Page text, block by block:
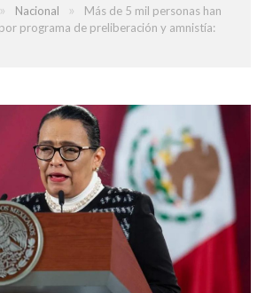
» Nacional »
Más de 5 mil personas han
programa de preliberación y amnistía: